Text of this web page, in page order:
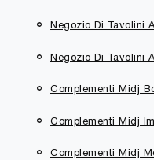
Negozio Di Tavolini
Negozio Di Tavolini
Complementi Midj
Complementi Midj
Complementi Midj